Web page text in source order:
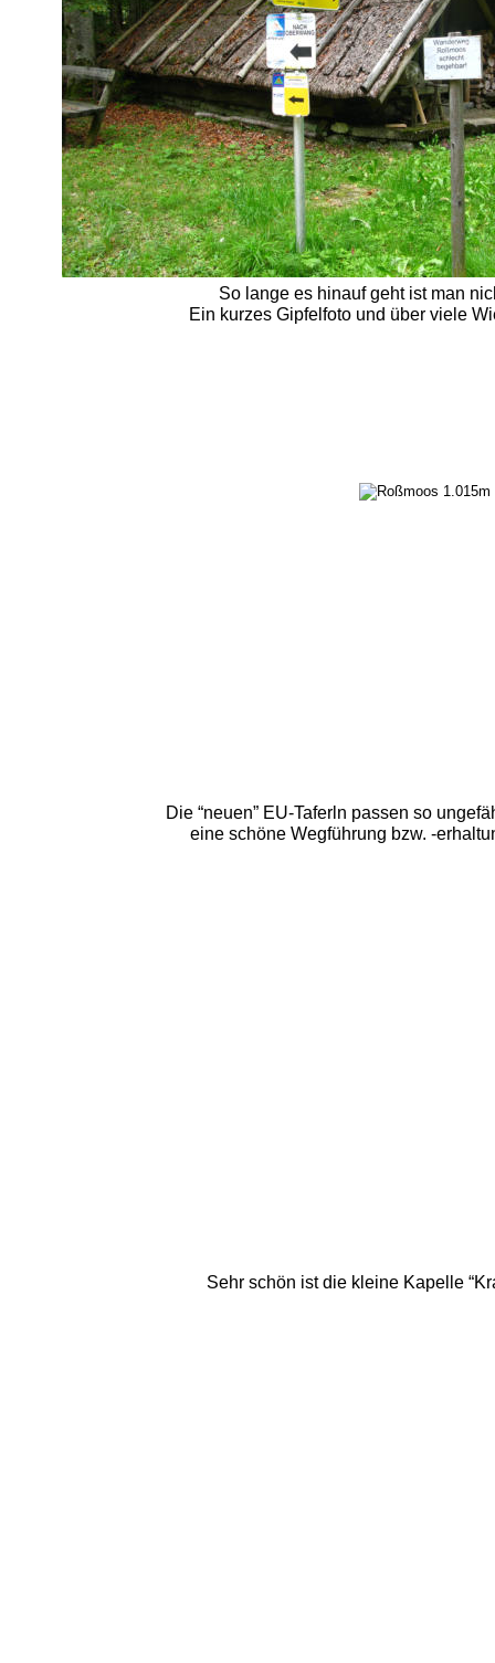
So lange es hinauf geht ist man
Ein kurzes Gipfelfoto und über viele
Die “neuen” EU-Taferln passen so
eine schöne Wegführung bzw. -
Sehr schön ist die kleine Kapelle